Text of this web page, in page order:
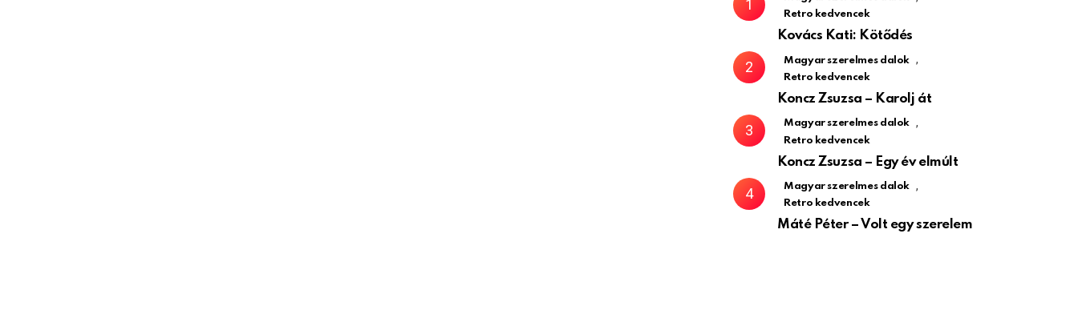
Retro kedvencek
Kovács Kati: Kötődés
Magyar szerelmes dalok ,
Retro kedvencek
Koncz Zsuzsa – Karolj át
Magyar szerelmes dalok ,
Retro kedvencek
Koncz Zsuzsa – Egy év elmúlt
Magyar szerelmes dalok ,
Retro kedvencek
Máté Péter – Volt egy szerelem